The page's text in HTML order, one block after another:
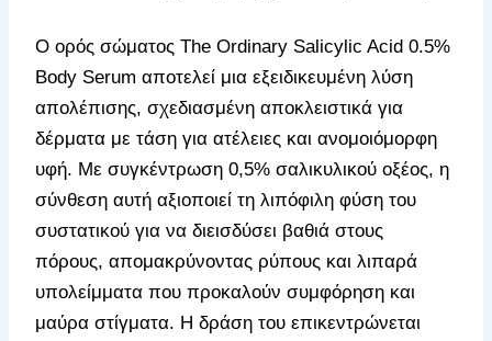
Ο ορός σώματος The Ordinary Salicylic Acid 0.5%
Body Serum αποτελεί μια εξειδικευμένη λύση
απολέπισης, σχεδιασμένη αποκλειστικά για
δέρματα με τάση για ατέλειες και ανομοιόμορφη
υφή. Με συγκέντρωση 0,5% σαλικυλικού οξέος, η
σύνθεση αυτή αξιοποιεί τη λιπόφιλη φύση του
συστατικού για να διεισδύσει βαθιά στους
πόρους, απομακρύνοντας ρύπους και λιπαρά
υπολείμματα που προκαλούν συμφόρηση και
μαύρα στίγματα. Η δράση του επικεντρώνεται